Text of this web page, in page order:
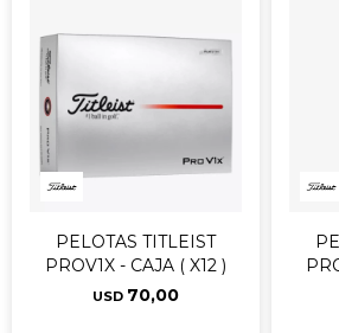
PELOTAS TITLEIST
PROV1X - CAJA ( X12 )
USD 70,00